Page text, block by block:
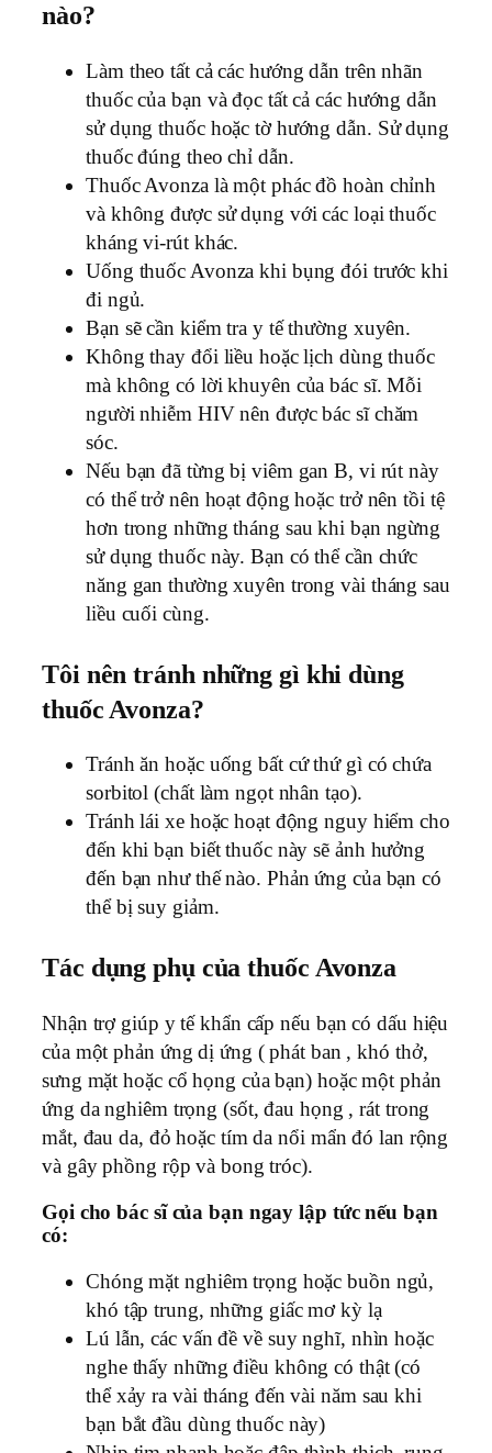
nào?
Làm theo tất cả các hướng dẫn trên nhãn
thuốc của bạn và đọc tất cả các hướng dẫn
sử dụng thuốc hoặc tờ hướng dẫn. Sử dụng
thuốc đúng theo chỉ dẫn.
Thuốc Avonza là một phác đồ hoàn chỉnh
và không được sử dụng với các loại thuốc
kháng vi-rút khác.
Uống thuốc Avonza khi bụng đói trước khi
đi ngủ.
Bạn sẽ cần kiểm tra y tế thường xuyên.
Không thay đổi liều hoặc lịch dùng thuốc
mà không có lời khuyên của bác sĩ. Mỗi
người nhiễm HIV nên được bác sĩ chăm
sóc.
Nếu bạn đã từng bị viêm gan B, vi rút này
có thể trở nên hoạt động hoặc trở nên tồi tệ
hơn trong những tháng sau khi bạn ngừng
sử dụng thuốc này. Bạn có thể cần chức
năng gan thường xuyên trong vài tháng sau
liều cuối cùng.
Tôi nên tránh những gì khi dùng
thuốc Avonza?
Tránh ăn hoặc uống bất cứ thứ gì có chứa
sorbitol (chất làm ngọt nhân tạo).
Tránh lái xe hoặc hoạt động nguy hiểm cho
đến khi bạn biết thuốc này sẽ ảnh hưởng
đến bạn như thế nào. Phản ứng của bạn có
thể bị suy giảm.
Tác dụng phụ của thuốc Avonza
Nhận trợ giúp y tế khẩn cấp nếu bạn có dấu hiệu
của một phản ứng dị ứng ( phát ban , khó thở,
sưng mặt hoặc cổ họng của bạn) hoặc một phản
ứng da nghiêm trọng (sốt, đau họng , rát trong
mắt, đau da, đỏ hoặc tím da nổi mẩn đó lan rộng
và gây phồng rộp và bong tróc).
Gọi cho bác sĩ của bạn ngay lập tức nếu bạn
có:
Chóng mặt nghiêm trọng hoặc buồn ngủ,
khó tập trung, những giấc mơ kỳ lạ
Lú lẫn, các vấn đề về suy nghĩ, nhìn hoặc
nghe thấy những điều không có thật (có
thể xảy ra vài tháng đến vài năm sau khi
bạn bắt đầu dùng thuốc này)